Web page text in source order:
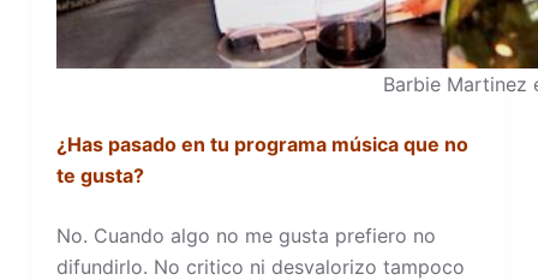
Barbie Martinez
¿Has pasado en tu programa música que no
te gusta?
No. Cuando algo no me gusta prefiero no
difundirlo. No critico ni desvalorizo tampoco